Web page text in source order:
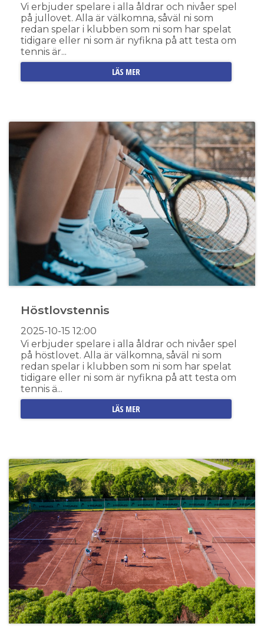
Vi erbjuder spelare i alla åldrar och nivåer spel
på jullovet. Alla är välkomna, såväl ni som
redan spelar i klubben som ni som har spelat
tidigare eller ni som är nyfikna på att testa om
tennis är...
LÄS MER
Höstlovstennis
2025-10-15 12:00
Vi erbjuder spelare i alla åldrar och nivåer spel
på höstlovet. Alla är välkomna, såväl ni som
redan spelar i klubben som ni som har spelat
tidigare eller ni som är nyfikna på att testa om
tennis ä...
LÄS MER